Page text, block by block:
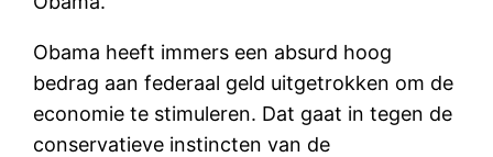
Obama heeft immers een absurd hoog
bedrag aan federaal geld uitgetrokken om de
economie te stimuleren. Dat gaat in tegen de
conservatieve instincten van de